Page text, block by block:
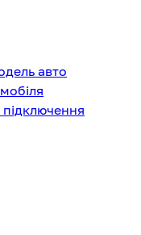
авто